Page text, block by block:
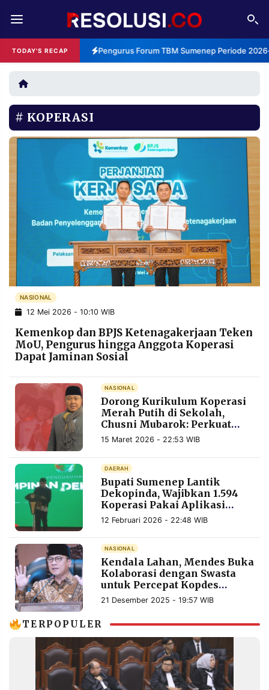
TODAY'S RECAP Pengurus Forum TBM Sumenep Periode
REDAKSI TENTANG
RESOLUSI IKLAN
RUBRIKASI
EDITORIAL AKSARA
PERSONA
NASIONAL
SPORT
INFORMASI
PRIVACY BERITA
WARGA
INFORMASI
IKLAN TULISAN
PENGADUAN TERM
OF
SERVICE
PT.
RESOLUSI
MEDIA
PRAMUDITA
©
Resolusi.co
2026
PRAMUDITA
KOPERASI
NASIONAL
12 Mei 2026 - 10:10 WIB
Kemenkop dan BPJS Ketenagakerjaan Teken
MoU, Pengurus hingga Anggota Koperasi
Dapat Jaminan Sosial
NASIONAL
Dorong Kurikulum Koperasi
Merah Putih di Sekolah,
Chusni Mubarok: Perkuat
Fondasi Ekonomi Kerakyatan
15 Maret 2026 - 22:53 WIB
DAERAH
Bupati Sumenep Lantik
Dekopinda, Wajibkan 1.594
Koperasi Pakai Aplikasi
Keuangan Seragam
12 Februari 2026 - 22:48 WIB
NASIONAL
Kendala Lahan, Mendes Buka
Kolaborasi dengan Swasta
untuk Percepat Kopdes
Merah Putih
21 Desember 2025 - 19:57 WIB
TERPOPULER